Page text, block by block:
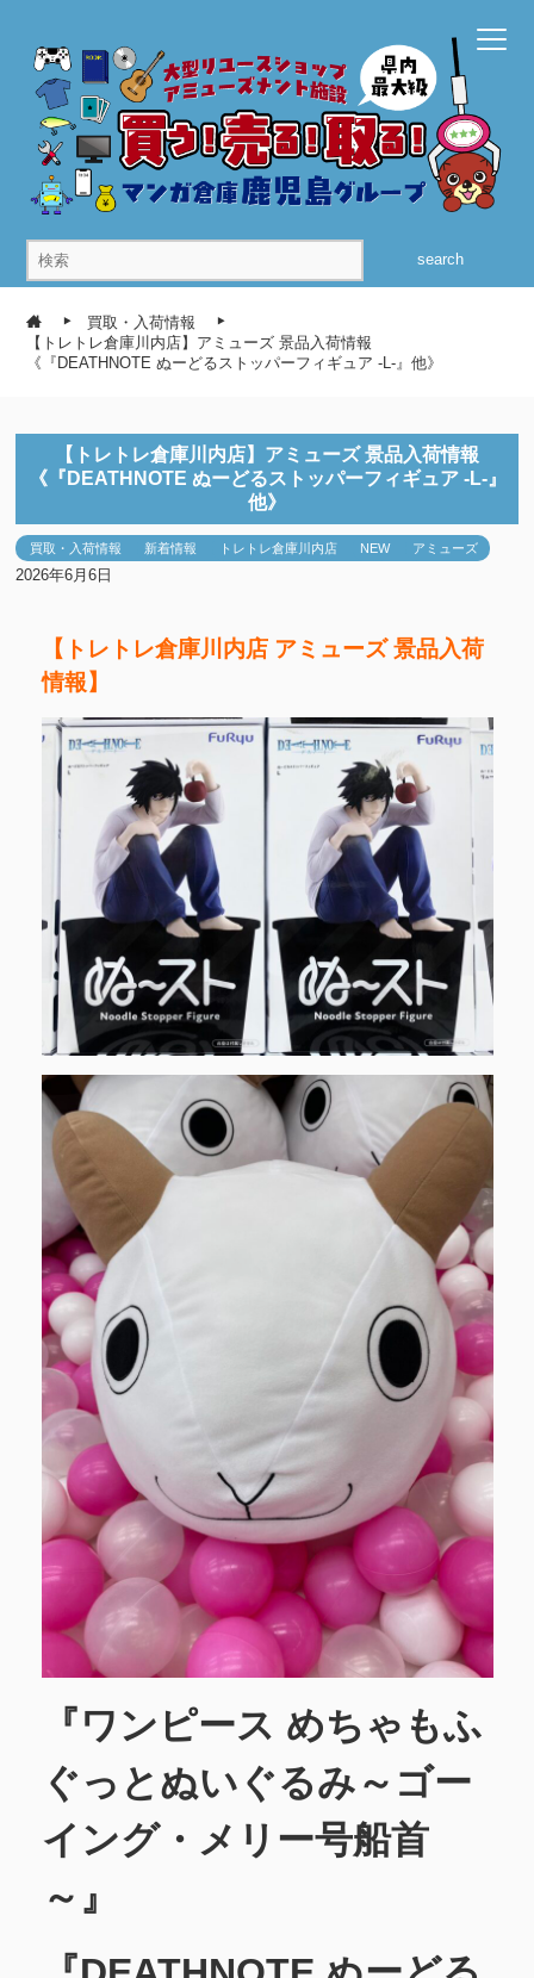
search
買取・入荷情報
【トレトレ倉庫川内店】アミューズ 景品入荷情報
《『DEATHNOTE ぬーどるストッパーフィギュア -L-』他》
【トレトレ倉庫川内店】アミューズ 景品入荷情報
《『DEATHNOTE ぬーどるストッパーフィギュア -L-』
他》
買取・入荷情報 新着情報 トレトレ倉庫川内店 NEW アミューズ
2026年6月6日
【トレトレ倉庫川内店 アミューズ 景品入荷
情報】
『ワンピース めちゃもふ
ぐっとぬいぐるみ～ゴー
イング・メリー号船首
～』